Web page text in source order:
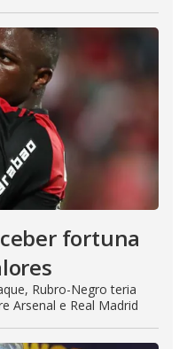
fortuna
Rubro-Negro teria
Arsenal e Real Madrid